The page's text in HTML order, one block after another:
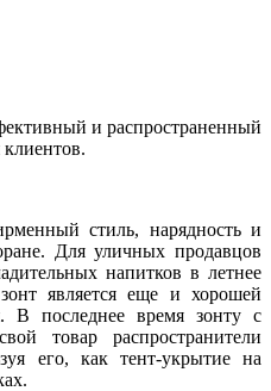
и распространенный
стиль, нарядность и
Для уличных продавцов
напитков в летнее
является еще и хорошей
В последнее время зонту с
товар распространители
его, как тент-укрытие на